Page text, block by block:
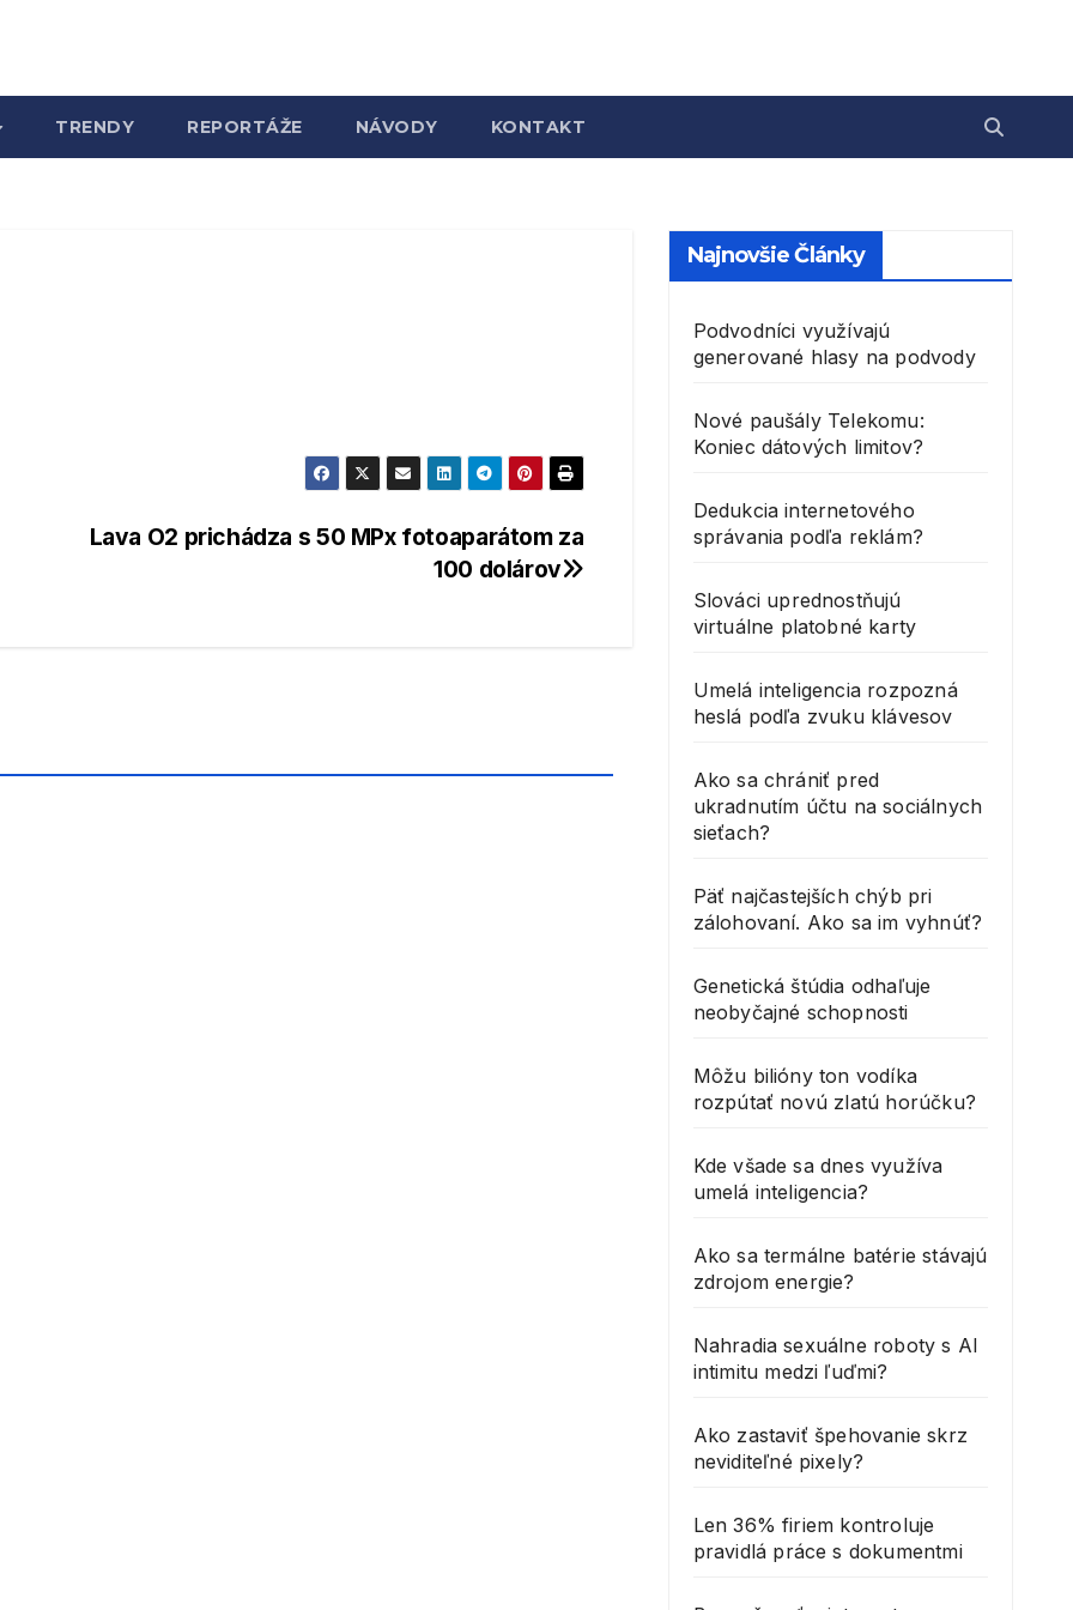
TRENDY REPORTÁŽE NÁVODY KONTAKT
Lava O2 prichádza s 50 MPx fotoaparátom za
100 dolárov
Najnovšie Články
Podvodníci využívajú
generované hlasy na podvody
Nové paušály Telekomu:
Koniec dátových limitov?
Dedukcia internetového
správania podľa reklám?
Slováci uprednostňujú
virtuálne platobné karty
Umelá inteligencia rozpozná
heslá podľa zvuku klávesov
Ako sa chrániť pred
ukradnutím účtu na sociálnych
sieťach?
Päť najčastejších chýb pri
zálohovaní. Ako sa im vyhnúť?
Genetická štúdia odhaľuje
neobyčajné schopnosti
Môžu bilióny ton vodíka
rozpútať novú zlatú horúčku?
Kde všade sa dnes využíva
umelá inteligencia?
Ako sa termálne batérie stávajú
zdrojom energie?
Nahradia sexuálne roboty s AI
intimitu medzi ľuďmi?
Ako zastaviť špehovanie skrz
neviditeľné pixely?
Len 36% firiem kontroluje
pravidlá práce s dokumentmi